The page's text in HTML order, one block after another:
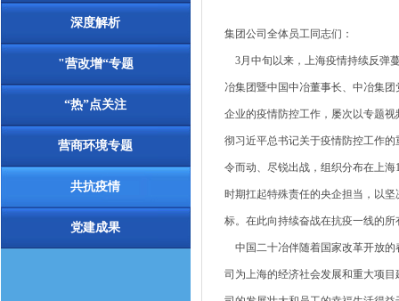
深度解析
"营改增“专题
“热”点关注
营商环境专题
共抗疫情
党建成果
集团公司全体员工同志们：
3月中旬以来，上海疫情持续反弹
冶集团暨中国中冶董事长、中冶集
企业的疫情防控工作，屡次以专题
彻习近平总书记关于疫情防控工作
令而动、尽锐出战，组织分布在上海
时期扛起特殊责任的央企担当，以
标。在此向持续奋战在抗疫一线的
中国二十冶伴随着国家改革开放的
司为上海的经济社会发展和重大项